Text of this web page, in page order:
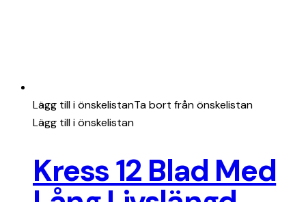
Lägg till i önskelistanTa bort från önskelistan
Lägg till i önskelistan
Kress 12 Blad Med